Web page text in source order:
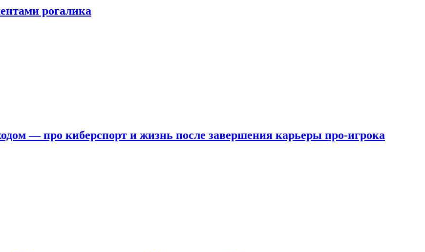
рогалика
— про киберспорт и жизнь после завершения карьеры про-игрока